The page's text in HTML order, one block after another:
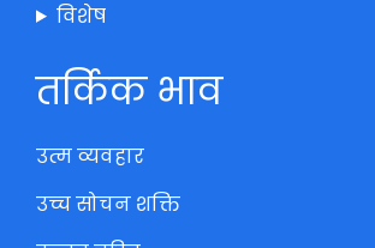
विशेष
तर्किक भाव
उत्म व्यवहार
उच्च सोचन शक्ति